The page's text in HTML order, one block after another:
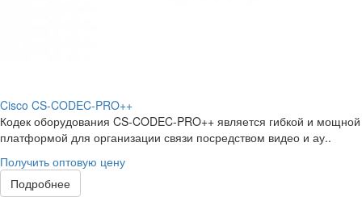
Cisco CS-CODEC-PRO++
Кодек оборудования CS-CODEC-PRO++ является гибкой и мощной
платформой для организации связи посредством видео и ау..
Получить оптовую цену
Подробнее